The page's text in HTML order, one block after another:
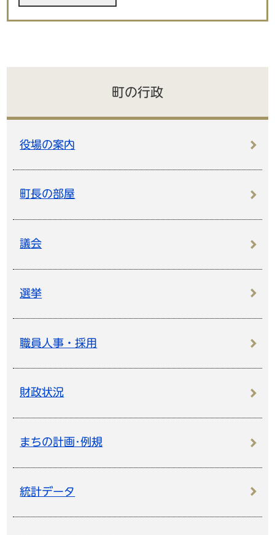
町の行政
役場の案内
町長の部屋
議会
選挙
職員人事・採用
財政状況
まちの計画･例規
統計データ